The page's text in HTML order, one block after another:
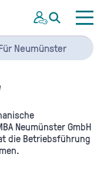
Neumünster
Neumünster GmbH
die Betriebsführung